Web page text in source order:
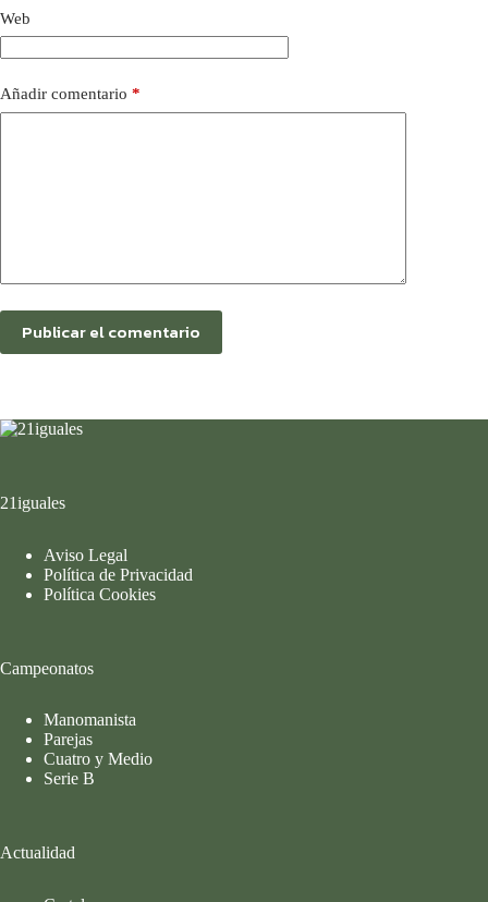
Web
Añadir comentario *
Publicar el comentario
21iguales
Aviso Legal
Política de Privacidad
Política Cookies
Campeonatos
Manomanista
Parejas
Cuatro y Medio
Serie B
Actualidad